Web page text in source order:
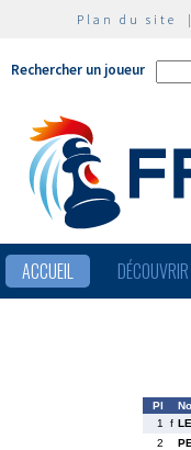
Plan du site
Rechercher un joueur
ACCUEIL DÉCOUVRIR
Pl
1
f
2